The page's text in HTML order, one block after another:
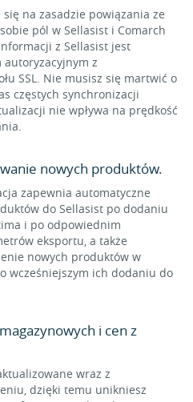
na zasadzie powiązania ze
pól w Sellasist i Comarch
z Sellasist jest
autoryzacyjnym z
SSL. Nie musisz się martwić o
częstych synchronizacji
nie wpływa na prędkość
nowych produktów.
zapewnia automatyczne
do Sellasist po dodaniu
i po odpowiednim
eksportu, a także
nowych produktów w
wcześniejszym ich dodaniu do
i cen z
wraz z
dzięki temu unikniesz